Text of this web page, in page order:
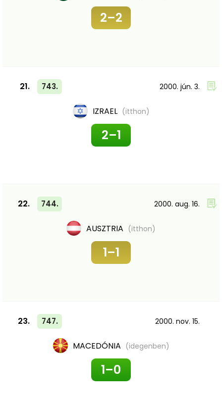
2–2
21. 743. 2000. jún. 3.
IZRAEL (itthon)
2–1
22. 744. 2000. aug. 16.
AUSZTRIA (itthon)
1–1
23. 747. 2000. nov. 15.
MACEDÓNIA (idegenben)
1–0